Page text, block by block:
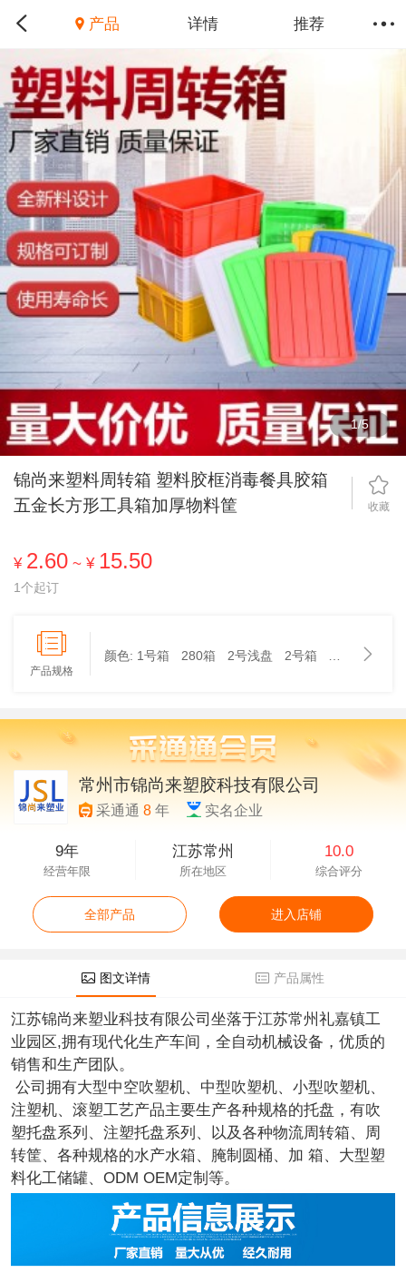
产品 详情 推荐
1/5
锦尚来塑料周转箱 塑料胶框消毒餐具胶箱
五金长方形工具箱加厚物料筐
收藏
¥ 2.60 ~ ¥ 15.50
1个起订
产品规格
颜色: 1号箱 280箱 2号浅盘 2号箱 320-1箱
常州市锦尚来塑胶科技有限公司
采通通8 年 实名企业
9年
经营年限
江苏常州
所在地区
10.0
综合评分
全部产品 进入店铺
图文详情 产品属性
江苏锦尚来塑业科技有限公司坐落于江苏常州礼嘉镇工
业园区,拥有现代化生产车间，全自动机械设备，优质的
销售和生产团队。
公司拥有大型中空吹塑机、中型吹塑机、小型吹塑机、
注塑机、滚塑工艺产品主要生产各种规格的托盘，有吹
塑托盘系列、注塑托盘系列、以及各种物流周转箱、周
转筐、各种规格的水产水箱、腌制圆桶、加 箱、大型塑
料化工储罐、ODM OEM定制等。